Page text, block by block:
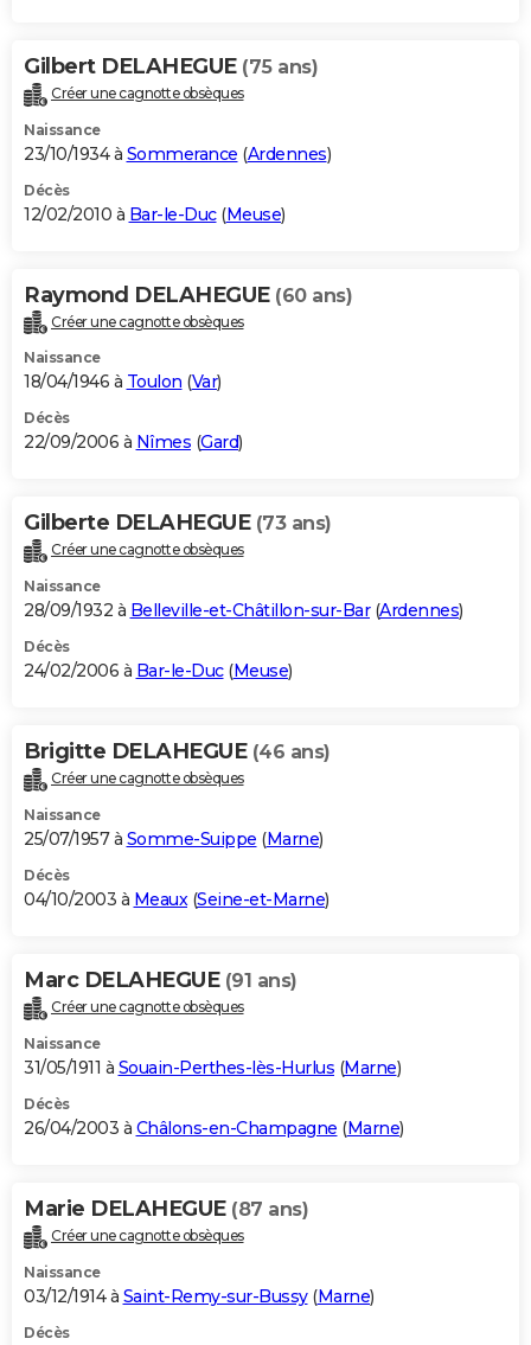
Gilbert DELAHEGUE (75 ans)
Créer une cagnotte obsèques
Naissance
23/10/1934 à Sommerance (Ardennes)
Décès
12/02/2010 à Bar-le-Duc(Meuse)
Raymond DELAHEGUE (60 ans)
Créer une cagnotte obsèques
Naissance
18/04/1946 à Toulon (Var)
Décès
22/09/2006 à Nîmes (Gard)
Gilberte DELAHEGUE (73 ans)
Créer une cagnotte obsèques
Naissance
28/09/1932 à Belleville-et-Châtillon-sur-Bar(Ardennes)
Décès
24/02/2006 à Bar-le-Duc(Meuse)
Brigitte DELAHEGUE (46 ans)
Créer une cagnotte obsèques
Naissance
25/07/1957 à Somme-Suippe (Marne)
Décès
04/10/2003 à Meaux(Seine-et-Marne)
Marc DELAHEGUE (91 ans)
Créer une cagnotte obsèques
Naissance
31/05/1911 à Souain-Perthes-lès-Hurlus (Marne)
Décès
26/04/2003 à Châlons-en-Champagne (Marne)
Marie DELAHEGUE (87 ans)
Créer une cagnotte obsèques
Naissance
03/12/1914 à Saint-Remy-sur-Bussy(Marne)
Décès